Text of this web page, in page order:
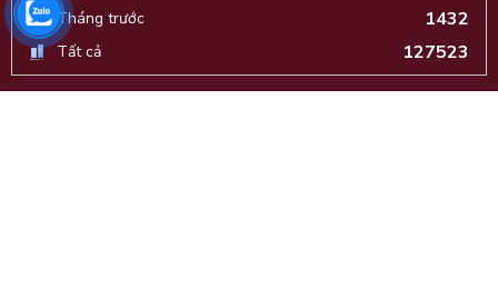
Tháng trước 1432
Tất cả 127523